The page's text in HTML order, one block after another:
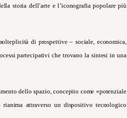
storia dell’arte e l’iconografia popolare più
di prospettive – sociale, economica,
partecipativi che trovano la sintesi in una
dello spazio, concepito come «potenziale
attraverso un dispositivo tecnologico